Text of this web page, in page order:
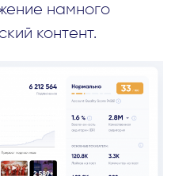
намного
контент.